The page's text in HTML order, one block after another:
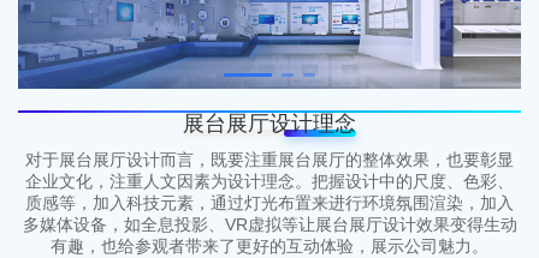
展台展厅设计理念
对于展台展厅设计而言，既要注重展台展厅的整体效果，也要彰显
企业文化，注重人文因素为设计理念。把握设计中的尺度、色彩、
质感等，加入科技元素，通过灯光布置来进行环境氛围渲染，加入
多媒体设备，如全息投影、VR虚拟等让展台展厅设计效果变得生动
有趣，也给参观者带来了更好的互动体验，展示公司魅力。